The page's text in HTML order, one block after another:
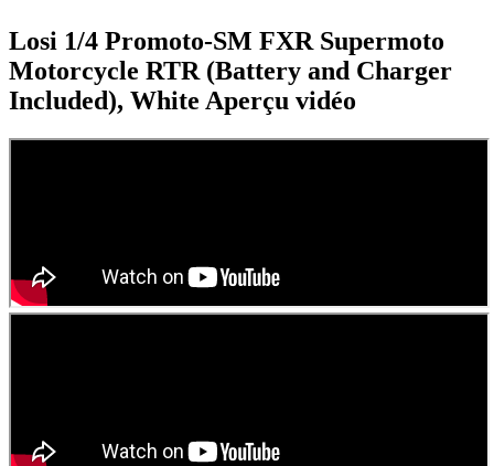
Losi 1/4 Promoto-SM FXR Supermoto
Motorcycle RTR (Battery and Charger
Included), White Aperçu vidéo